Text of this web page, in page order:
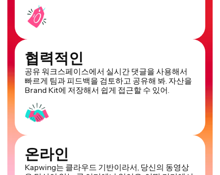
협력적인
공유 워크스페이스에서 실시간 댓글을 사용해서
빠르게 팀과 피드백을 검토하고 공유해 봐. 자산을
Brand Kit에 저장해서 쉽게 접근할 수 있어.
온라인
Kapwing는 클라우드 기반이라서, 당신의 동영상